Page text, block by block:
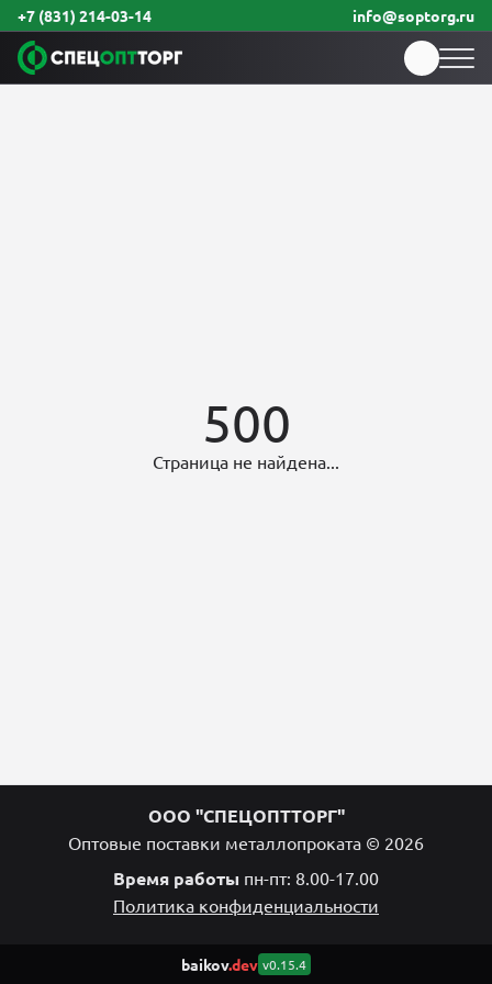
+7 (831) 214-03-14 info@soptorg.ru
500
Страница не найдена...
ООО "СПЕЦОПТТОРГ"
Оптовые поставки металлопроката © 2026
Время работы пн-пт: 8.00-17.00
Политика конфиденциальности
baikov.dev v0.15.4